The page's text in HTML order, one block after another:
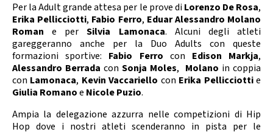
Per la Adult grande attesa per le prove diLorenzo De Rosa,
Erika Pellicciotti, Fabio Ferro, Eduar Alessandro Molano
Roman e perSilvia Lamonaca. Alcuni degli atleti
gareggeranno anche per la Duo Adults con queste
formazioni sportive: Fabio Ferro con Edison Markja,
Alessandro Berrada con Sonja Moles, Molano in coppia
con Lamonaca, Kevin Vaccariello con Erika Pellicciottie
Giulia Romanoe Nicole Puzio.
Ampia la delegazione azzurra nelle competizioni di Hip
Hop dove i nostri atleti scenderanno in pista per le